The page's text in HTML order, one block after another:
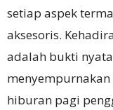
setiap aspek
aksesoris.
adalah bukti
hiburan pagi